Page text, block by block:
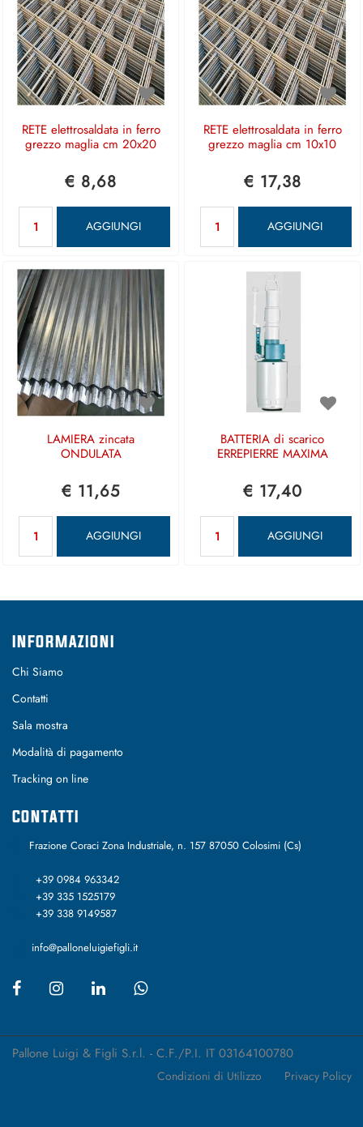
RETE elettrosaldata in ferro
grezzo maglia cm 20x20
€ 8,68
AGGIUNGI
RETE elettrosaldata in ferro
grezzo maglia cm 10x10
€ 17,38
AGGIUNGI
LAMIERA zincata
ONDULATA
€ 11,65
AGGIUNGI
BATTERIA di scarico
ERREPIERRE MAXIMA
€ 17,40
AGGIUNGI
INFORMAZIONI
Chi Siamo
Contatti
Sala mostra
Modalità di pagamento
Tracking on line
CONTATTI
Frazione Coraci Zona Industriale, n. 157 87050 Colosimi (Cs)
+39 0984 963342
+39 335 1525179
+39 338 9149587
info@palloneluigiefigli.it
Pallone Luigi & Figli S.r.l. - C.F./P.I. IT 03164100780
Condizioni di Utilizzo Privacy Policy